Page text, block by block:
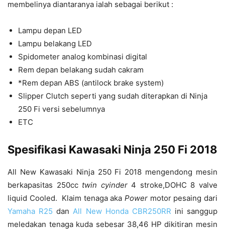
membelinya diantaranya ialah sebagai berikut :
Lampu depan LED
Lampu belakang LED
Spidometer analog kombinasi digital
Rem depan belakang sudah cakram
*Rem depan ABS (antilock brake system)
Slipper Clutch seperti yang sudah diterapkan di Ninja
250 Fi versi sebelumnya
ETC
Spesifikasi Kawasaki Ninja 250 Fi 2018
All New Kawasaki Ninja 250 Fi 2018 mengendong mesin
berkapasitas 250cc twin cyinder4 stroke,DOHC 8 valve
liquid Cooled. Klaim tenaga aka Power motor pesaing dari
Yamaha R25 danAll New Honda CBR250RR ini sanggup
meledakan tenaga kuda sebesar 38,46 HP dikitiran mesin